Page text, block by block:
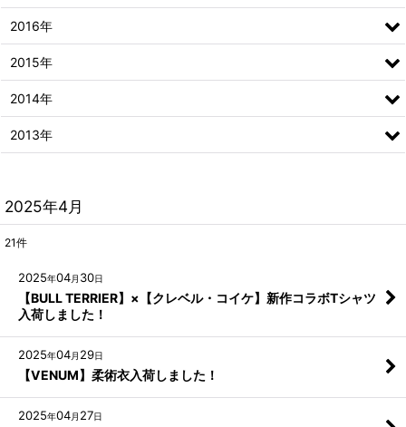
2025年4月
21件
2025年04月 30日
【BULL TERRIER】×【クレベル・コイケ】新作コラボTシャツ
入荷しました！
2025年04月 29日
【VENUM】柔術衣入荷しました！
2025年04月 27日
2016年
2015年
2014年
2013年